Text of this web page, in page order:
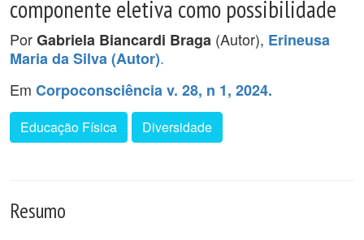
componente eletiva como possibilidade
PorGabriela Biancardi Braga (Autor), Erineusa
Maria da Silva (Autor).
Em Corpoconsciência v. 28, n 1, 2024.
Educação Física Diversidade
Resumo